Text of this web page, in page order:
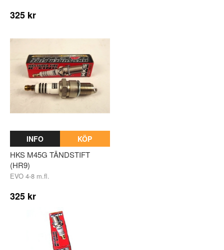
325 kr
INFO KÖP
HKS M45G TÄNDSTIFT
(HR9)
EVO 4-8 m.fl.
325 kr